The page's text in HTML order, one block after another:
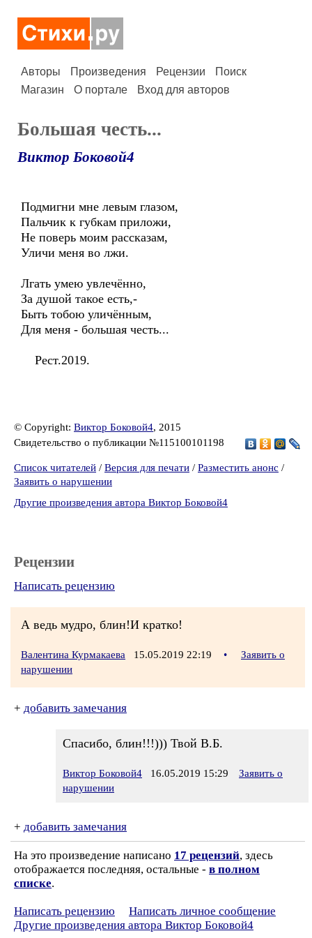
Авторы Произведения Рецензии
Поиск
Магазин
О портале Вход для авторов
Большая честь...
Виктор Боковой4
Подмигни мне левым глазом,
Пальчик к губкам приложи,
Не поверь моим рассказам,
Уличи меня во лжи.
Лгать умею увлечённо,
За душой такое есть,-
Быть тобою уличённым,
Для меня - большая честь...
Рест.2019.
© Copyright: Виктор Боковой4, 2015
Свидетельство о публикации №115100101198
Список читателей / Версия для печати / Разместить анонс /
Заявить о нарушении
Другие произведения автора Виктор Боковой4
Рецензии
Написать рецензию
А ведь мудро, блин!И кратко!
Валентина Курмакаева 15.05.2019 22:19 •
Заявить о
нарушении
+ добавить замечания
Спасибо, блин!!!))) Твой В.Б.
Виктор Боковой4 16.05.2019 15:29
Заявить о
нарушении
+ добавить замечания
На это произведение написано 17 рецензий, здесь
отображается последняя, остальные - в полном
списке.
Написать рецензию
Написать личное сообщение
Другие произведения автора Виктор Боковой4